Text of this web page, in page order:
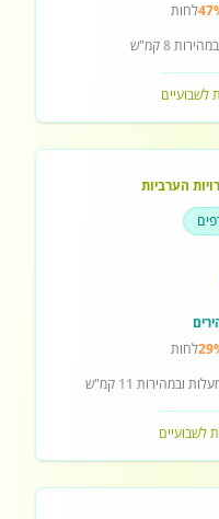
לחות
8קמ"ש
לשבועיים
הערביות
לחות
ובמהירות 11 קמ"ש
לשבועיים